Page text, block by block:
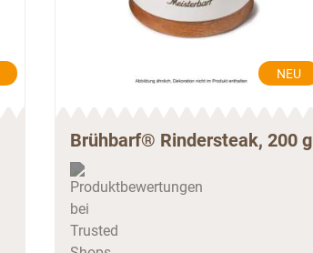
NEU
Brühbarf® Rindersteak, 200 g